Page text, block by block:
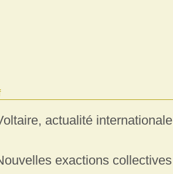
actualité
exactions